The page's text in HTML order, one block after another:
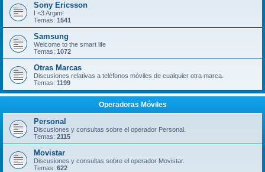
Sony Ericsson
I <3 Argim!
Temas: 1541
Samsung
Welcome to the smart life
Temas: 1072
Otras Marcas
Discusiones relativas a teléfonos móviles de cualquier otra marca.
Temas: 1199
Operadoras Móviles
Personal
Discusiones y consultas sobre el operador Personal.
Temas: 2115
Movistar
Discusiones y consultas sobre el operador Movistar.
Temas: 622